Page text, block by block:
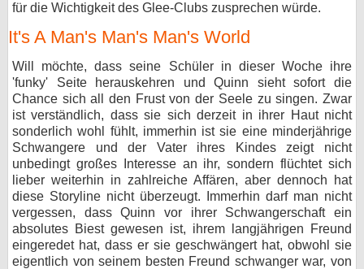
für die Wichtigkeit des Glee-Clubs zusprechen würde.
It's A Man's Man's Man's World
Will möchte, dass seine Schüler in dieser Woche ihre
'funky' Seite herauskehren und Quinn sieht sofort die
Chance sich all den Frust von der Seele zu singen. Zwar
ist verständlich, dass sie sich derzeit in ihrer Haut nicht
sonderlich wohl fühlt, immerhin ist sie eine minderjährige
Schwangere und der Vater ihres Kindes zeigt nicht
unbedingt großes Interesse an ihr, sondern flüchtet sich
lieber weiterhin in zahlreiche Affären, aber dennoch hat
diese Storyline nicht überzeugt. Immerhin darf man nicht
vergessen, dass Quinn vor ihrer Schwangerschaft ein
absolutes Biest gewesen ist, ihrem langjährigen Freund
eingeredet hat, dass er sie geschwängert hat, obwohl sie
eigentlich von seinem besten Freund schwanger war, von